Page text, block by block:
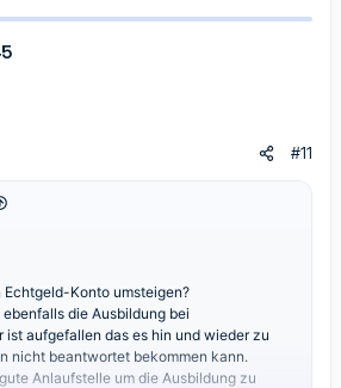
#11
Konto umsteigen?
die Ausbildung bei
ist aufgefallen das es hin und wieder zu
nicht beantwortet bekommen kann.
Anlaufstelle um die Ausbildung zu